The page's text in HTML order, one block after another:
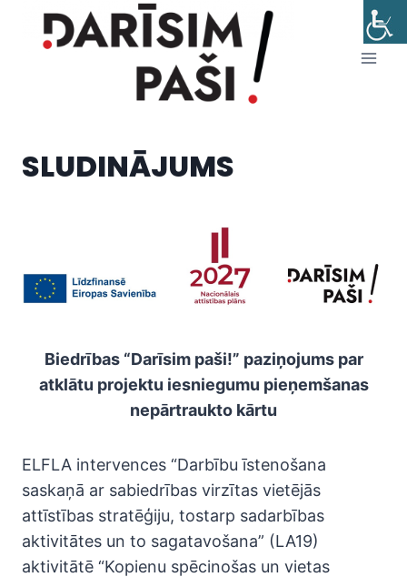
SLUDINĀJUMS
Biedrības “Darīsim paši!” paziņojums par
atklātu projektu iesniegumu pieņemšanas
nepārtraukto kārtu
ELFLA intervences “Darbību īstenošana
saskaņā ar sabiedrības virzītas vietējās
attīstības stratēģiju, tostarp sadarbības
aktivitātes un to sagatavošana” (LA19)
aktivitātē “Kopienu spēcinošas un vietas